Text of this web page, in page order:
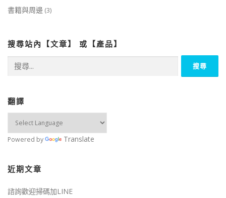
書籍與周邊 (3)
搜尋站內【文章】 或【產品】
字:
翻譯
Powered by Translate
近期文章
諮詢歡迎掃碼加LINE